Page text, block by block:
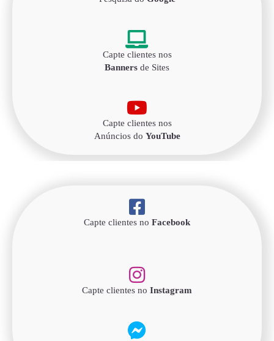
Capte clientes nos
Banners de Sites
Capte clientes nos
Anúncios do YouTube
Capte clientes no Facebook
Capte clientes no Instagram